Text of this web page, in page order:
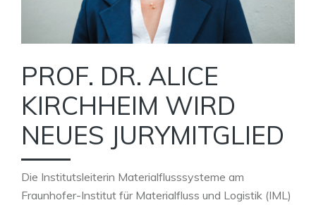
PROF. DR. ALICE
KIRCHHEIM WIRD
NEUES JURYMITGLIED
Die Institutsleiterin Materialflusssysteme am
Fraunhofer-Institut für Materialfluss und Logistik (IML)